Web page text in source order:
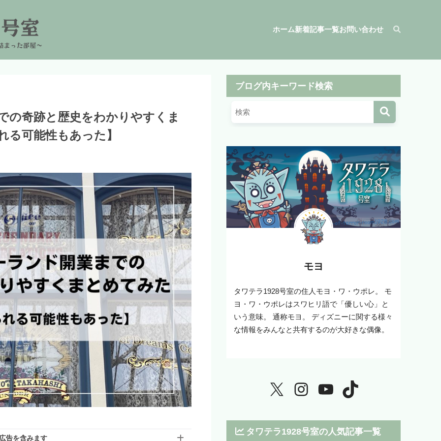
ホーム新着記事一覧お問い合わせ
の奇跡と歴史をわかりやすくま
る可能性もあった】
告を含みます
ブログ内キーワード検索
モヨ
タワテラ1928号室の住人モヨ・ワ・ウポレ。 モ
ヨ・ワ・ウポレはスワヒリ語で「優しい心」と
いう意味。 通称モヨ。 ディズニーに関する様々
な情報をみんなと共有するのが大好きな偶像。
タワテラ1928号室の人気記事一覧